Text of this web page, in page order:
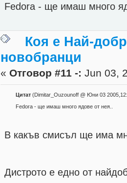
Fedora - ще имаш много
Коя е Най-
новобранци
« Отговор #11 -: Jun 03,
Цитат(Dimitar_Ouzounoff @ Юни 03
Fedora - ще имаш много ядове от нея..
В какъв смисъл ще има
Дистрото е едно от